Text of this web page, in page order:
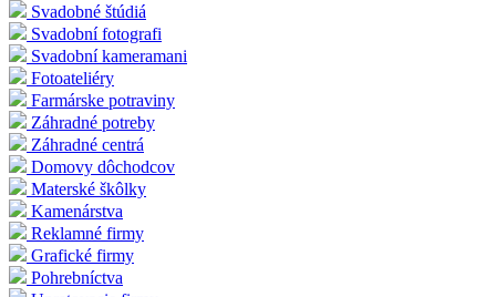
Svadobné štúdiá
Svadobní fotografi
Svadobní kameramani
Fotoateliéry
Farmárske potraviny
Záhradné potreby
Záhradné centrá
Domovy dôchodcov
Materské škôlky
Kamenárstva
Reklamné firmy
Grafické firmy
Pohrebníctva